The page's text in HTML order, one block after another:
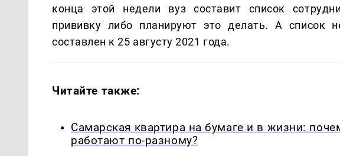
конца этой недели вуз составит список
прививку либо планируют это делать. А список
составлен к 25 августу 2021 года.
Читайте также:
Самарская квартира на бумаге и в жизни:
работают по-разному?